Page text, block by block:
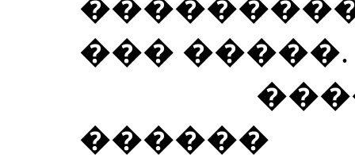
��� �����.
������